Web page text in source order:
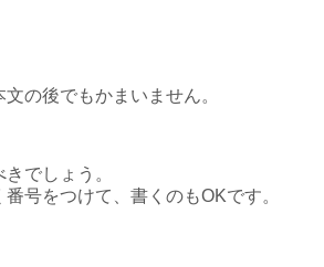
の後でもかまいません。
でしょう。
号をつけて、書くのもOKです。